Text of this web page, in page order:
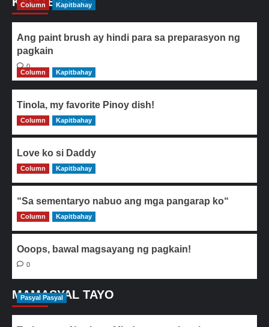
Column Kapitbahay
Ang paint brush ay hindi para sa preparasyon ng
pagkain
0
Column
Kapitbahay
Tinola, my favorite Pinoy dish!
0
Column Kapitbahay
Love ko si Daddy
0
Column Kapitbahay
“Sa sementaryo nabuo ang mga pangarap ko“
0
Column Kapitbahay
Ooops, bawal magsayang ng pagkain!
0
MAMASYAL TAYO
Pasyal Pasyal